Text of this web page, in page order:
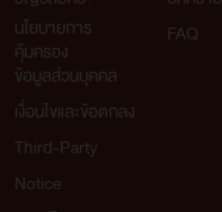
นโยบายการ
คุ้มครอง
ข้อมูลส่วนบุคคล
เงื่อนไขและข้อตกลง
Third-Party
Notice
FAQ